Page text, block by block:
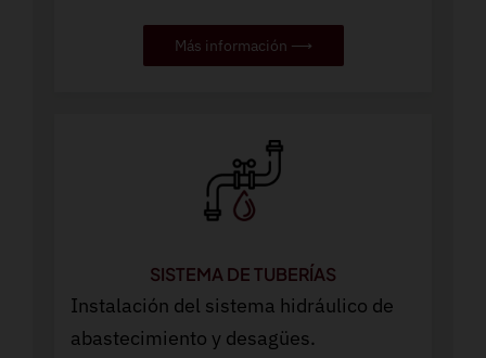
Más información ⟶
SISTEMA DE TUBERÍAS
Instalación del sistema hidráulico de
abastecimiento y desagües.